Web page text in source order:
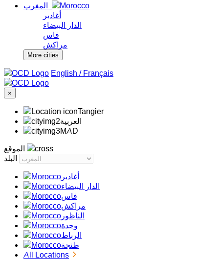
المغرب
أغادير
الدار البيضاء
فاس
مراكش
More cities
/ Français
×
Tangier
‏العربية‏
MAD
أغادير
الدار البيضاء
فاس
مراكش
الناظور
وجدة
الرباط
طنجة
All Locations